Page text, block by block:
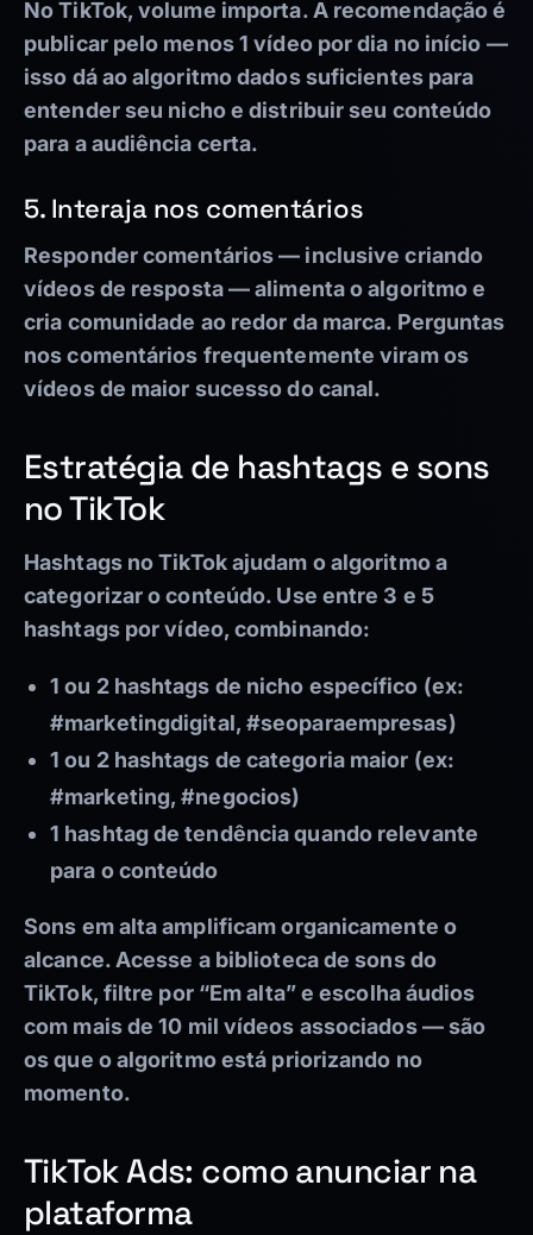
No TikTok, volume importa. A recomendação é
publicar pelo menos 1 vídeo por dia no início —
isso dá ao algoritmo dados suficientes para
entender seu nicho e distribuir seu conteúdo
para a audiência certa.
5. Interaja nos comentários
Responder comentários — inclusive criando
vídeos de resposta — alimenta o algoritmo e
cria comunidade ao redor da marca. Perguntas
nos comentários frequentemente viram os
vídeos de maior sucesso do canal.
Estratégia de hashtags e sons
no TikTok
Hashtags no TikTok ajudam o algoritmo a
categorizar o conteúdo. Use entre 3 e 5
hashtags por vídeo, combinando:
1 ou 2 hashtags de nicho específico (ex:
#marketingdigital, #seoparaempresas)
1 ou 2 hashtags de categoria maior (ex:
#marketing, #negocios)
1 hashtag de tendência quando relevante
para o conteúdo
Sons em alta amplificam organicamente o
alcance. Acesse a biblioteca de sons do
TikTok, filtre por “Em alta” e escolha áudios
com mais de 10 mil vídeos associados — são
os que o algoritmo está priorizando no
momento.
TikTok Ads: como anunciar na
plataforma